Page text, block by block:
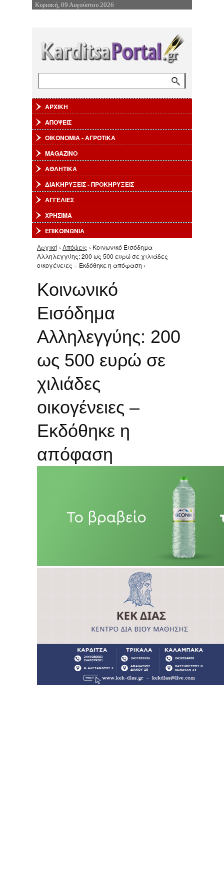
Επιστροφή στην Πλοήγηση
Κυριακή, 09 Αυγούστου 2026
ΑΡΧΙΚΗ
ΑΠΟΨΕΙΣ
ΟΙΚΟΝΟΜΙΑ - ΑΓΡΟΤΙΚΑ
MAGAZINO
ΑΘΛΗΤΙΚΑ
ΔΙΑΚΗΡΥΞΕΙΣ - ΠΡΟΚΗΡΥΞΕΙΣ
ΑΓΓΕΛΙΕΣ
ΧΡΗΣΙΜΑ
ΕΠΙΚΟΙΝΩΝΙΑ
Είστε εδώ
Αρχική › Απόψεις › Κοινωνικό Εισόδημα
Αλληλεγγύης: 200 ως 500 ευρώ σε χιλιάδες
οικογένειες – Εκδόθηκε η απόφαση ›
Κοινωνικό
Εισόδημα
Αλληλεγγύης: 200
ως 500 ευρώ σε
χιλιάδες
οικογένειες –
Εκδόθηκε η
απόφαση